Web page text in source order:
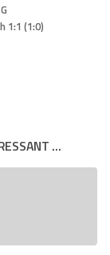
1:1 (1:0)
…